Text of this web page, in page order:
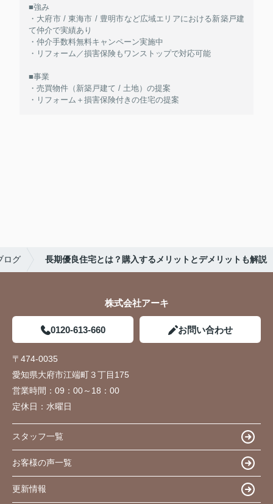
■強み
・大府市 / 東海市 / 豊明市など広域エリアにおける新築戸建
て仲介で実績あり
・仲介手数料無料キャンペーン実施中
・リフォーム／損害保険もワンストップで対応可能
■事業
・売買物件（新築戸建て / 土地）の提案
・リフォーム＋損害保険付きの住宅の提案
ログ 長期優良住宅とは？購入するメリットとデメリットも解説
株式会社アーキ
0120-613-660 お問い合わせ
〒474-0035
愛知県大府市江端町３丁目175
営業時間： 09：00～18：00
定休日： 水曜日
スタッフ一覧
お客様の声一覧
更新情報